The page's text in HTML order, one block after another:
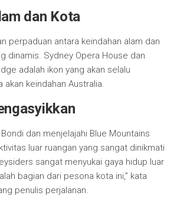
dan Kota
perpaduan antara keindahan alam dan
dinamis. Sydney Opera House dan
adalah ikon yang akan selalu
akan keindahan Australia.
dan menjelajahi Blue Mountains
luar ruangan yang sangat dinikmati
sangat menyukai gaya hidup luar
bagian dari pesona kota ini,” kata
penulis perjalanan.